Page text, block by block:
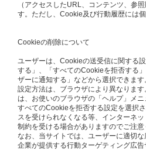
（アクセスしたURL、コンテンツ、参
す。ただし、Cookie及び行動履歴には
Cookieの削除について
ユーザーは、Cookieの送受信に関する
する」、「すべてのCookieを拒否する
ザーに通知する」などから選択できます
設定方法は、ブラウザにより異なりま
は、お使いのブラウザの「ヘルプ」メニ
すべてのCookieを拒否する設定を選択
スを受けられなくなる等、インターネッ
制約を受ける場合がありますのでご注意
なお、当サイトでは、ユーザーに適切
企業が提供する行動ターゲティング広